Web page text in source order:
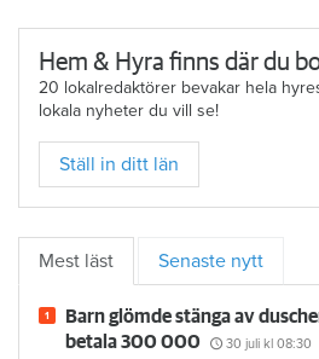
Hem & Hyra finns där du
20 lokalredaktörer bevakar hela
lokala nyheter du vill se!
Ställ in ditt län
Mest läst Senaste nytt
Barn glömde stänga av
betala 300 000
30 juli kl 08:30